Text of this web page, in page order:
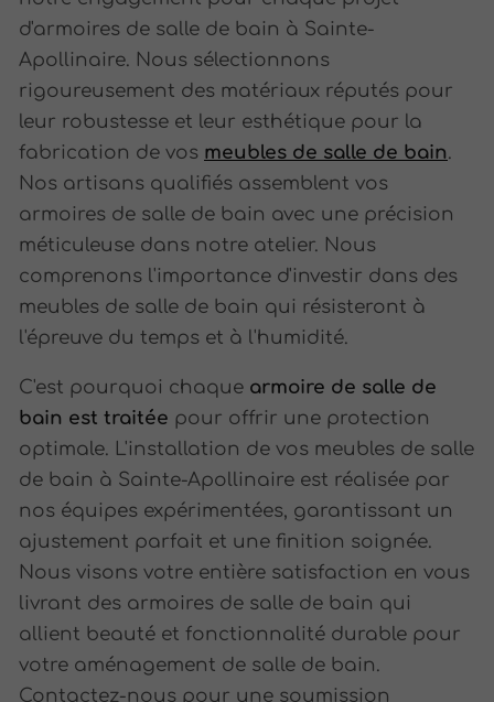
d'armoires de salle de bain à Sainte-
Apollinaire. Nous sélectionnons
rigoureusement des matériaux réputés pour
leur robustesse et leur esthétique pour la
fabrication de vos meubles de salle de bain.
Nos artisans qualifiés assemblent vos
armoires de salle de bain avec une précision
méticuleuse dans notre atelier. Nous
comprenons l'importance d'investir dans des
meubles de salle de bain qui résisteront à
l'épreuve du temps et à l'humidité.
C'est pourquoi chaque armoire de salle de
bain est traitée pour offrir une protection
optimale. L'installation de vos meubles de salle
de bain à Sainte-Apollinaire est réalisée par
nos équipes expérimentées, garantissant un
ajustement parfait et une finition soignée.
Nous visons votre entière satisfaction en vous
livrant des armoires de salle de bain qui
allient beauté et fonctionnalité durable pour
votre aménagement de salle de bain.
Contactez-nous pour une soumission